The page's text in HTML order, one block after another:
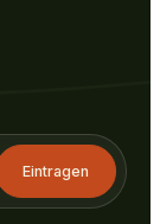
Eintragen